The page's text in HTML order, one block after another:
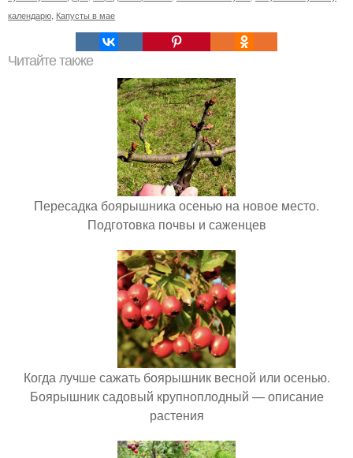
календарю Капусты в мае
Читайте также
Пересадка боярышника осенью на новое место.
Подготовка почвы и саженцев
Когда лучше сажать боярышник весной или осенью.
Боярышник садовый крупноплодный — описание
растения